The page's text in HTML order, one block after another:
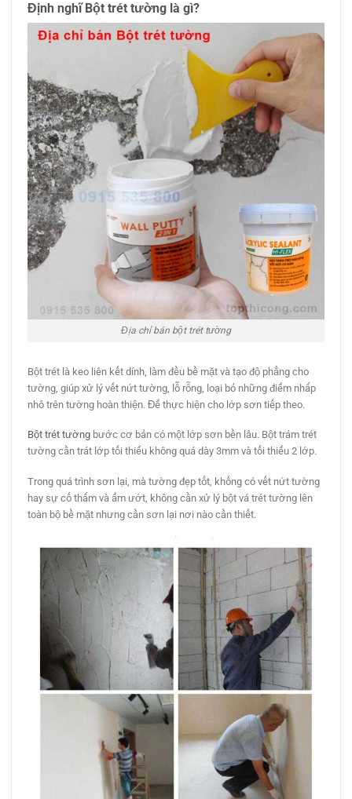
Định nghĩ Bột trét tường là gì?
Địa chỉ bán bột trét tường
Bột trét là keo liên kết dính, làm đều bề mặt và tạo độ phẳng cho
tường, giúp xử lý vết nứt tường, lỗ rỗng, loại bỏ những điểm nhấp
nhô trên tường hoàn thiện. Để thực hiện cho lớp sơn tiếp theo.
Bột trét tường bước cơ bản có một lớp sơn bền lâu. Bột trám trét
tường cần trát lớp tối thiểu không quá dày 3mm và tối thiểu 2 lớp.
Trong quá trình sơn lại, mà tường đẹp tốt, khống có vết nứt tường
hay sự cố thấm và ẩm ướt, không cần xử lý bột vá trét tường lên
toàn bộ bề mặt nhưng cần sơn lại nơi nào cần thiết.